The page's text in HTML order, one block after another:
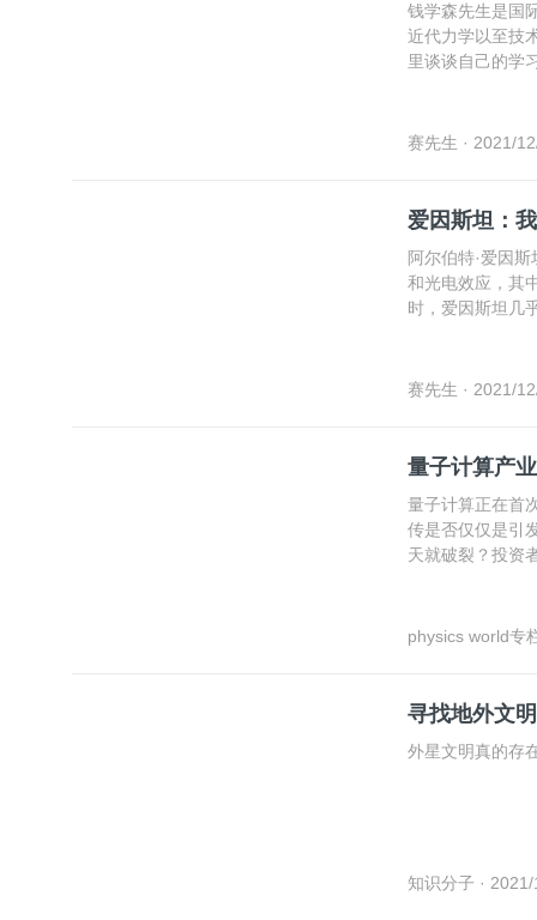
钱学森先生是国
近代力学以至技
里谈谈自己的学
赛先生 · 2021/
爱因斯坦：
阿尔伯特·爱因
和光电效应，其
时，爱因斯坦几
赛先生 · 2021/
量子计算产
量子计算正在首
传是否仅仅是引
天就破裂？投资
physics world专
寻找地外文
外星文明真的存
知识分子 ·